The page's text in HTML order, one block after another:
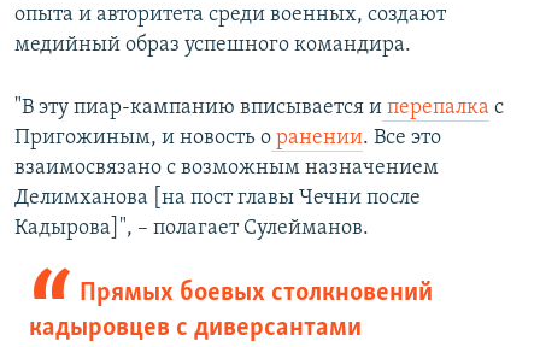
опыта и авторитета среди военных, создают
медийный образ успешного командира.
"В эту пиар-кампанию вписывается и перепалка с
Пригожиным, и новость о ранении. Все это
взаимосвязано с возможным назначением
Делимханова [на пост главы Чечни после
Кадырова]", – полагает Сулейманов.
Прямых боевых столкновений
кадыровцев с диверсантами